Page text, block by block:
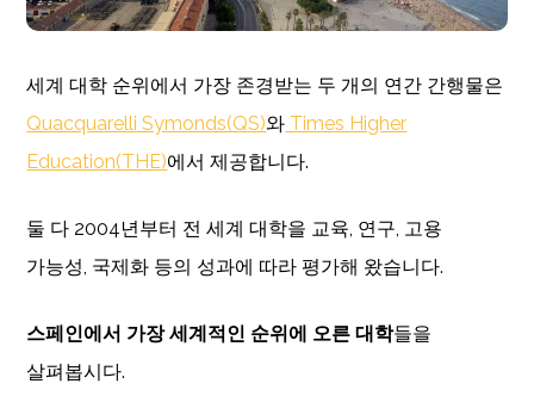
세계 대학 순위에서 가장 존경받는 두 개의 연간 간행물은
Quacquarelli Symonds(QS)와 Times Higher
Education(THE)에서 제공합니다.
둘 다 2004년부터 전 세계 대학을 교육, 연구, 고용
가능성, 국제화 등의 성과에 따라 평가해 왔습니다.
스페인에서 가장 세계적인 순위에 오른 대학들을
살펴봅시다.